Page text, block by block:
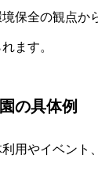
保全の観点か
ます。
の具体例
用やイベント